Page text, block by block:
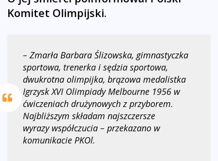
Komitet Olimpijski.
– Zmarła Barbara Ślizowska, gimnastyczka
sportowa, trenerka i sędzia sportowa,
dwukrotna olimpijka, brązowa medalistka
Igrzysk XVI Olimpiady Melbourne 1956 w
ćwiczeniach drużynowych z przyborem.
Najbliższym składam najszczersze
wyrazy współczucia – przekazano w
komunikacie PKOl.